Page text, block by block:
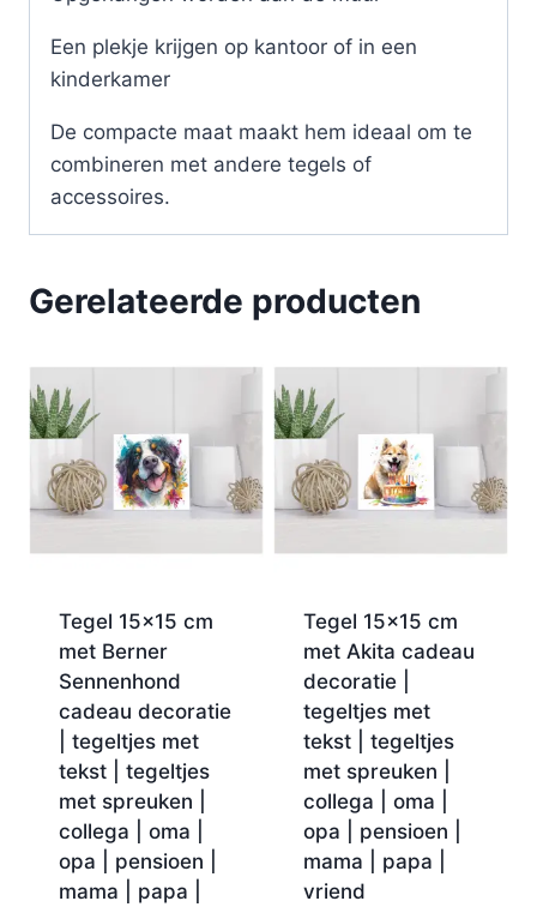
Een plekje krijgen op kantoor of in een
kinderkamer
De compacte maat maakt hem ideaal om te
combineren met andere tegels of
accessoires.
Gerelateerde producten
Tegel 15×15 cm
met Berner
Sennenhond
cadeau decoratie
| tegeltjes met
tekst | tegeltjes
met spreuken |
collega | oma |
opa | pensioen |
mama | papa |
Tegel 15×15 cm
met Akita cadeau
decoratie |
tegeltjes met
tekst | tegeltjes
met spreuken |
collega | oma |
opa | pensioen |
mama | papa |
vriend